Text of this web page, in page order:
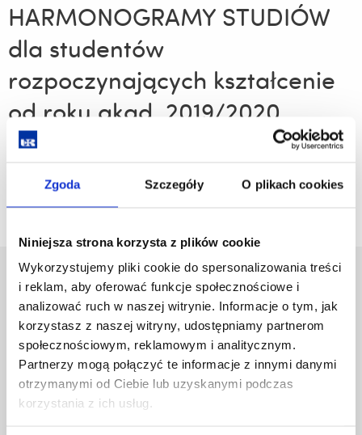
Zgoda Szczegóły O plikach cookies
Niniejsza strona korzysta z plików cookie
Wykorzystujemy pliki cookie do spersonalizowania treści
i reklam, aby oferować funkcje społecznościowe i
analizować ruch w naszej witrynie. Informacje o tym, jak
korzystasz z naszej witryny, udostępniamy partnerom
społecznościowym, reklamowym i analitycznym.
Partnerzy mogą połączyć te informacje z innymi danymi
otrzymanymi od Ciebie lub uzyskanymi podczas
korzystania z ich usług.
HARMONOGRAMY STUDIÓW
dla studentów
rozpoczynających kształcenie
od roku akad. 2019/2020
rozpoczynające się od roku akademickiego 2019-2020
Uniwersytet Rzeszowski
Al. Tadeusza Rejtana 16C
35-959 Rzeszów
Pomiń
nawigację
przejdź
Polityka prywatności
Mapa serwisu
Biblioteka
Wydawnictwo